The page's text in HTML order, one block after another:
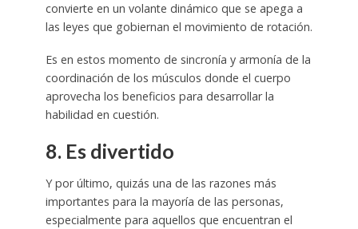
convierte en un volante dinámico que se apega a
las leyes que gobiernan el movimiento de rotación.
Es en estos momento de sincronía y armonía de la
coordinación de los músculos donde el cuerpo
aprovecha los beneficios para desarrollar la
habilidad en cuestión.
8. Es divertido
Y por último, quizás una de las razones más
importantes para la mayoría de las personas,
especialmente para aquellos que encuentran el